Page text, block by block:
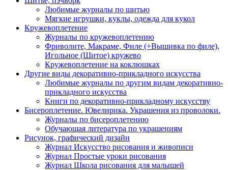
Любимые журналы по шитью
Мягкие игрушки, куклы, одежда для кукол
Кружевоплетение
Журналы по кружевоплетению
Фриволите, Макраме, Филе (+Вышивка по филе),
Игольное (Шитое) кружево
Кружевоплетение на коклюшках
Другие виды декоративно-прикладного искусства
Любимые журналы по другим видам декоративно-
прикладного искусства
Книги по декоративно-прикладному искусству
Бисероплетение. Ювелирика. Украшения из проволоки.
Журналы по бисероплетению
Обучающая литература по украшениям
Рисунок, графический дизайн
Журнал Искусство рисования и живописи
Журнал Простые уроки рисования
Журнал Школа рисования для малышей